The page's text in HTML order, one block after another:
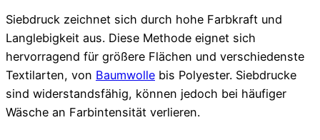
Siebdruck zeichnet sich durch hohe Farbkraft und
Langlebigkeit aus. Diese Methode eignet sich
hervorragend für größere Flächen und verschiedenste
Textilarten, von Baumwolle bis Polyester. Siebdrucke
sind widerstandsfähig, können jedoch bei häufiger
Wäsche an Farbintensität verlieren.